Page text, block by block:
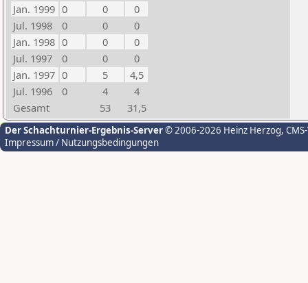
Jan. 1999 0 0
0
Jul. 1998
0 0
0
Jan. 1998 0 0
0
Jul. 1997
0 0
0
Jan. 1997 0 5
4,5
Jul. 1996
0 4
4
Gesamt
53 31,5
Der Schachturnier-Ergebnis-Server© 2006-2026 Heinz Herzog,
Impressum / Nutzungsbedingungen